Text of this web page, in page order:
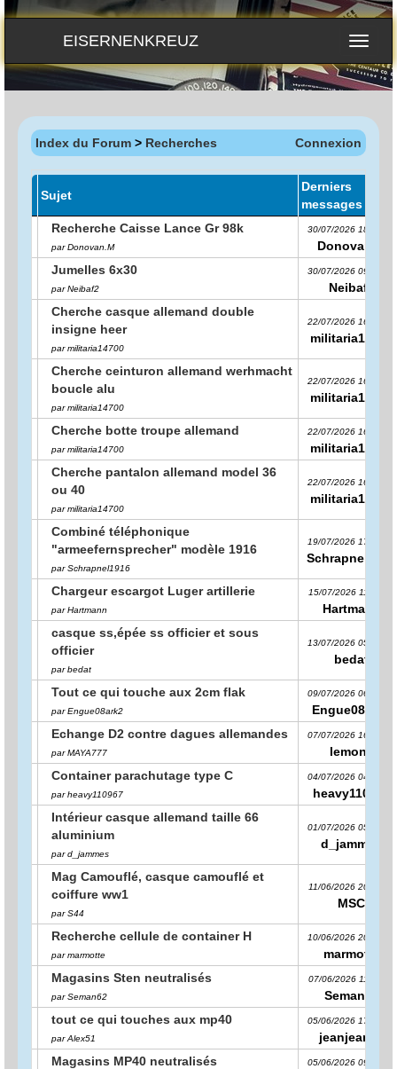
EISERNENKREUZ
Index du Forum > Recherches Connexion
Sujet
Derniers
messages
Recherche Caisse Lance Gr 98k
par Donovan.M
30/07/2026 18:21:36
Donovan.M
Jumelles 6x30
par Neibaf2
30/07/2026 09:28:39
Neibaf2
Cherche casque allemand double
insigne heer
par militaria14700
22/07/2026 16:33:01
militaria14700
Cherche ceinturon allemand werhmacht
boucle alu
par militaria14700
22/07/2026 16:32:19
militaria14700
Cherche botte troupe allemand
par militaria14700
22/07/2026 16:31:13
militaria14700
Cherche pantalon allemand model 36
ou 40
par militaria14700
22/07/2026 16:30:29
militaria14700
Combiné téléphonique
"armeefernsprecher" modèle 1916
par Schrapnel1916
19/07/2026 17:10:14
Schrapnel1916
Chargeur escargot Luger artillerie
par Hartmann
15/07/2026 11:17:29
Hartmann
casque ss,épée ss officier et sous
officier
par bedat
13/07/2026 05:50:25
bedat
Tout ce qui touche aux 2cm flak
par Engue08ark2
09/07/2026 06:10:01
Engue08ark2
Echange D2 contre dagues allemandes
par MAYA777
07/07/2026 16:08:12
lemone
Container parachutage type C
par heavy110967
04/07/2026 04:22:12
heavy110967
Intérieur casque allemand taille 66
aluminium
par d_jammes
01/07/2026 05:00:13
d_jammes
Mag Camouflé, casque camouflé et
coiffure ww1
par S44
11/06/2026 20:32:37
MSC
Recherche cellule de container H
par marmotte
10/06/2026 20:46:28
marmotte
Magasins Sten neutralisés
par Seman62
07/06/2026 11:31:04
Seman62
tout ce qui touches aux mp40
par Alex51
05/06/2026 17:22:17
jeanjean52
Magasins MP40 neutralisés
05/06/2026 09:14:34